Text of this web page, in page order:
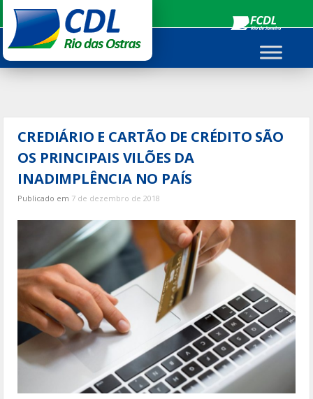
para
conteúdo
CREDIÁRIO E CARTÃO DE CRÉDITO SÃO
OS PRINCIPAIS VILÕES DA
INADIMPLÊNCIA NO PAÍS
Publicado em 7 de dezembro de 2018